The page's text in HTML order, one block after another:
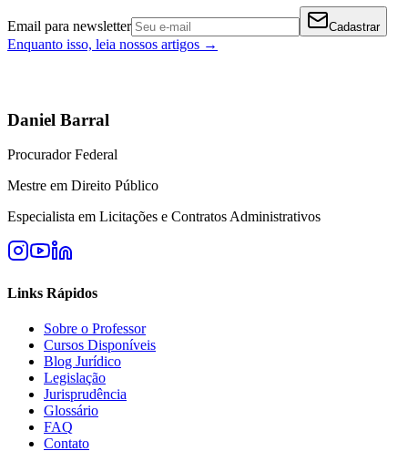
Email para newsletter Cadastrar
Enquanto isso, leia nossos artigos →
Daniel Barral
Procurador Federal
Mestre em Direito Público
Especialista em Licitações e Contratos Administrativos
Links Rápidos
Sobre o Professor
Cursos Disponíveis
Blog Jurídico
Legislação
Jurisprudência
Glossário
FAQ
Contato